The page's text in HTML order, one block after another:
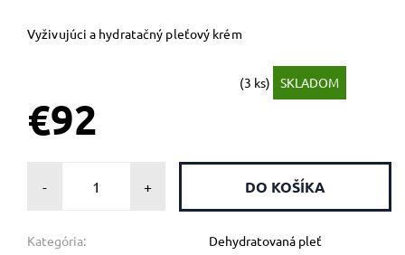
Vyživujúci a hydratačný pleťový krém
(3 ks) SKLADOM
€92
- +
Kategória: Dehydratovaná pleť